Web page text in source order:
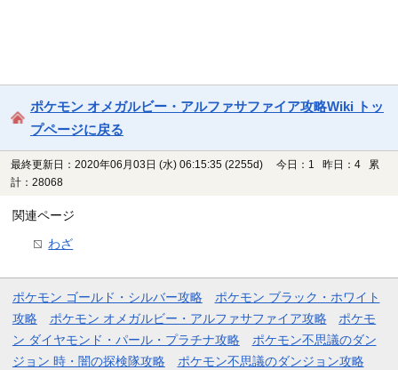
ポケモン オメガルビー・アルファサファイア攻略Wiki トッ
プページに戻る
最終更新日：2020年06月03日 (水) 06:15:35 (2255d)
今日：1 昨日：4 累
計：28068
関連ページ
わざ
ポケモン ゴールド・シルバー攻略
ポケモン ブラック・ホワイト
攻略
ポケモン オメガルビー・アルファサファイア攻略
ポケモ
ン ダイヤモンド・パール・プラチナ攻略
ポケモン不思議のダン
ジョン 時・闇の探検隊攻略
ポケモン不思議のダンジョン攻略